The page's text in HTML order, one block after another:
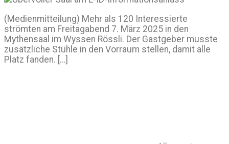
(Medienmitteilung) Mehr als 120 Interessierte
strömten am Freitagabend 7. März 2025 in den
Mythensaal im Wyssen Rössli. Der Gastgeber musste
zusätzliche Stühle in den Vorraum stellen, damit alle
Platz fanden. […]